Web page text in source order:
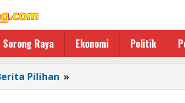
Sorong Raya Ekonomi Politik
Pilihan »
Kencang,